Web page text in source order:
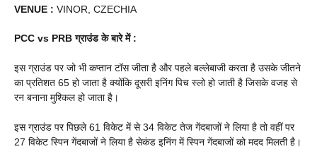
VENUE : VINOR, CZECHIA
PCC vs PRBग्राउंड के बारे में :
इस ग्राउंड पर जो भी कप्तान टॉस जीता है और पहले बल्लेबाजी करता है उसके जीतने
का प्रतिशत 65 हो जाता है क्योंकि दूसरी इनिंग पिच स्लो हो जाती है जिसके वजह से
रन बनाना मुश्किल हो जाता है।
इस ग्राउंड पर पिछले 61 विकेट में से 34 विकेट तेज गेंदबाजों ने लिया है तो वहीं पर
27 विकेट स्पिन गेंदबाजों ने लिया है सेकंड इनिंग में स्पिन गेंदबाजों को मदद मिलती है।